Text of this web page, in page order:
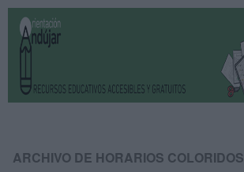
ARCHIVO DE HORARIOS COLORIDOS